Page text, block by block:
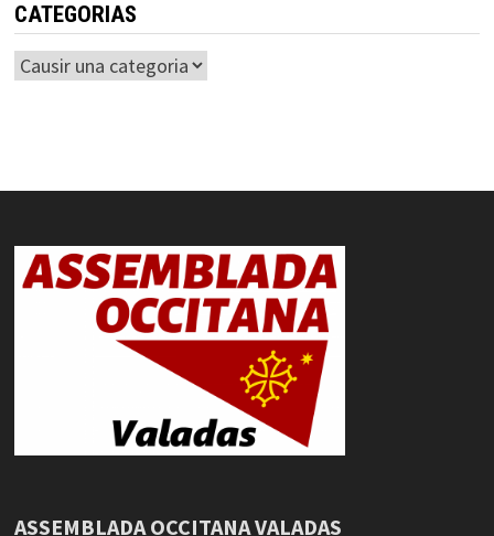
CATEGORIAS
Categorias
ASSEMBLADA OCCITANA VALADAS